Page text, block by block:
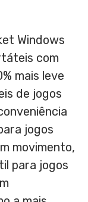
Windows
com
mais leve
de jogos
jogos
movimento,
para jogos